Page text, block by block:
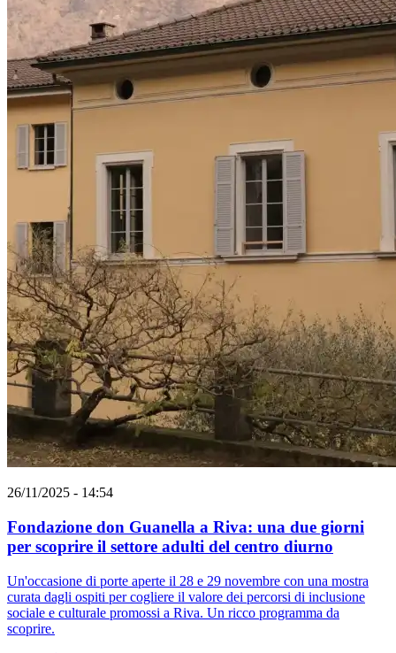
26/11/2025 - 14:54
Fondazione don Guanella a Riva: una due giorni
per scoprire il settore adulti del centro diurno
Un'occasione di porte aperte il 28 e 29 novembre con una mostra
curata dagli ospiti per cogliere il valore dei percorsi di inclusione
sociale e culturale promossi a Riva. Un ricco programma da
scoprire.